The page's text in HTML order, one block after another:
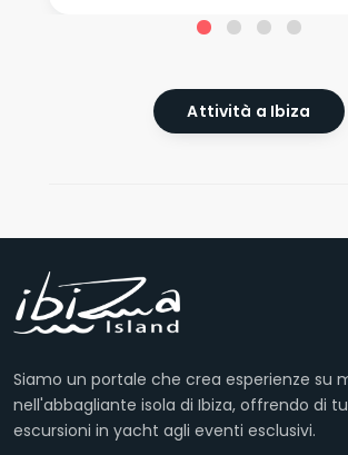
Attività a Ibiza
Siamo un portale che crea esperienze su
nell'abbagliante isola di Ibiza, offrendo di
escursioni in yacht agli eventi esclusivi.